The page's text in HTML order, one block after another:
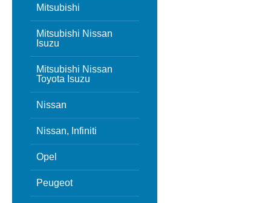
Mitsubishi
Mitsubishi Nissan
Isuzu
Mitsubishi Nissan
Toyota Isuzu
Nissan
Nissan, Infiniti
Opel
Peugeot